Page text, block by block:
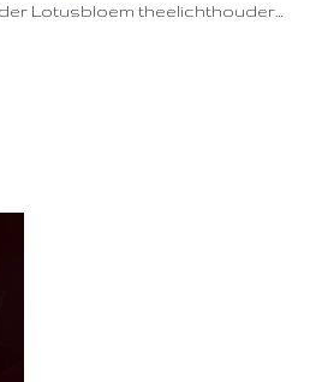
Lotusbloem theelichthouder…